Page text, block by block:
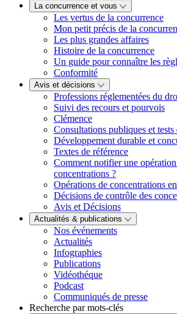
La concurrence et vous
Les vertus de la concurrence
Mon petit précis de la
Les plus grandes affaires
Histoire de la concurrence
Un guide pour connaître les
Conformité
Avis et décisions
Professions réglementées du
Suivi des recours et pourvois
Clémence
Consultations publiques et tests
Développement durable et
Textes de référence
Comment notifier une
concentrations ?
Opérations de concentrations
Décisions de contrôle des
Avis et Décisions
Actualités & publications
Nos événements
Actualités
Infographies
Publications
Vidéothéque
Podcast
Communiqués de presse
Recherche par mots-clés